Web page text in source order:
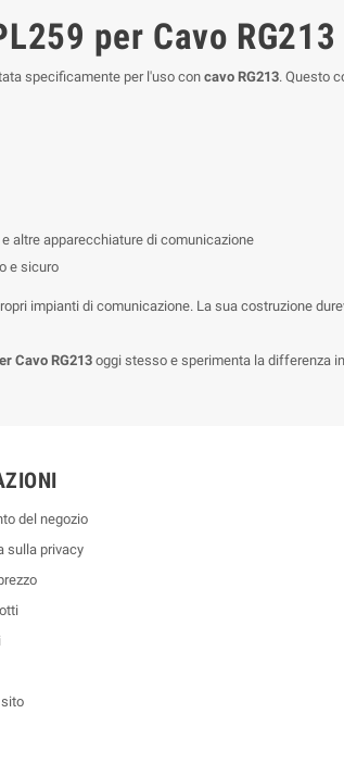
per Cavo
specificamente per l'uso con cavo RG213. Questo
altre apparecchiature di comunicazione
e sicuro
impianti di comunicazione. La sua costruzione
Cavo RG213 oggi stesso e sperimenta la differenza
del negozio
sulla privacy